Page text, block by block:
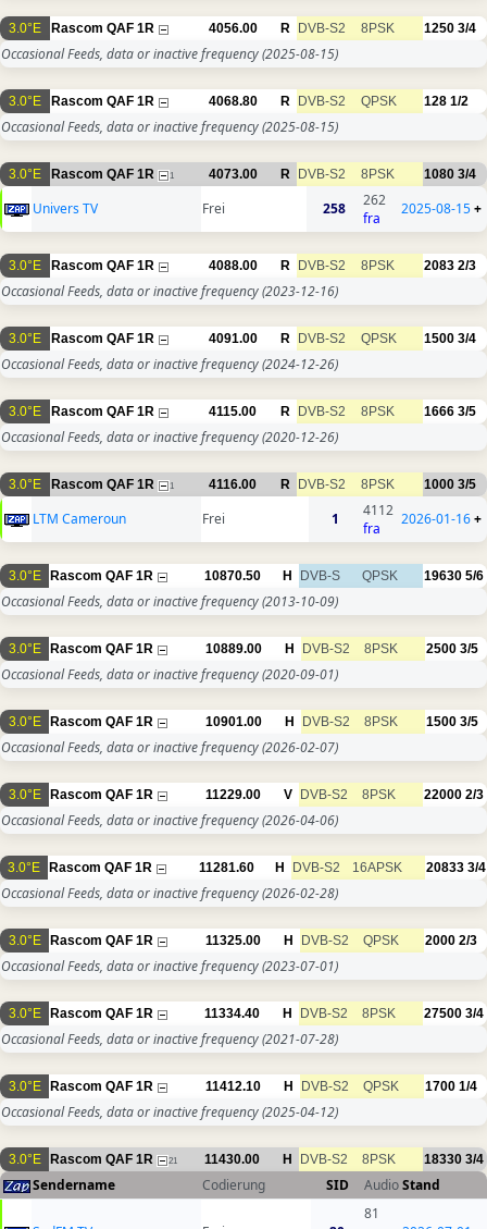
3.0°E Rascom QAF 1R 4056.00 R DVB-S2 8PSK 1250 3/4
Occasional Feeds, data or inactive frequency(2025-08-15)
3.0°E Rascom QAF 1R 4068.80 R DVB-S2 QPSK 128 1/2
Occasional Feeds, data or inactive frequency(2025-08-15)
3.0°E Rascom QAF 1R 1 4073.00 R DVB-S2 8PSK 1080 3/4
Univers TV Frei 258
262
fra
2025-08-15+
3.0°E Rascom QAF 1R 4088.00 R DVB-S2 8PSK 2083 2/3
Occasional Feeds, data or inactive frequency(2023-12-16)
3.0°E Rascom QAF 1R 4091.00 R DVB-S2 QPSK 1500 3/4
Occasional Feeds, data or inactive frequency(2024-12-26)
3.0°E Rascom QAF 1R 4115.00 R DVB-S2 8PSK 1666 3/5
Occasional Feeds, data or inactive frequency(2020-12-26)
3.0°E Rascom QAF 1R 1 4116.00 R DVB-S2 8PSK 1000 3/5
LTM Cameroun Frei 1
4112
fra
2026-01-16+
3.0°E Rascom QAF 1R 10870.50 H DVB-S QPSK 19630 5/6
Occasional Feeds, data or inactive frequency(2013-10-09)
3.0°E Rascom QAF 1R 10889.00 H DVB-S2 8PSK 2500 3/5
Occasional Feeds, data or inactive frequency(2020-09-01)
3.0°E Rascom QAF 1R 10901.00 H DVB-S2 8PSK 1500 3/5
Occasional Feeds, data or inactive frequency(2026-02-07)
3.0°E Rascom QAF 1R 11229.00 V DVB-S2 8PSK 22000 2/3
Occasional Feeds, data or inactive frequency(2026-04-06)
3.0°E Rascom QAF 1R 11281.60 H DVB-S2 16APSK 20833 3/4
Occasional Feeds, data or inactive frequency(2026-02-28)
3.0°E Rascom QAF 1R 11325.00 H DVB-S2 QPSK 2000 2/3
Occasional Feeds, data or inactive frequency(2023-07-01)
3.0°E Rascom QAF 1R 11334.40 H DVB-S2 8PSK 27500 3/4
Occasional Feeds, data or inactive frequency(2021-07-28)
3.0°E Rascom QAF 1R 11412.10 H DVB-S2 QPSK 1700 1/4
Occasional Feeds, data or inactive frequency(2025-04-12)
3.0°E Rascom QAF 1R 21 11430.00 H DVB-S2 8PSK 18330 3/4
Sendername Codierung SID AudioStand
81